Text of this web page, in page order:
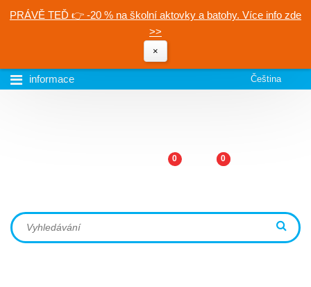
PRÁVĚ TEĎ 👉 -20 % na školní aktovky a batohy. Více info zde
>>
×
informace Čeština
0 0